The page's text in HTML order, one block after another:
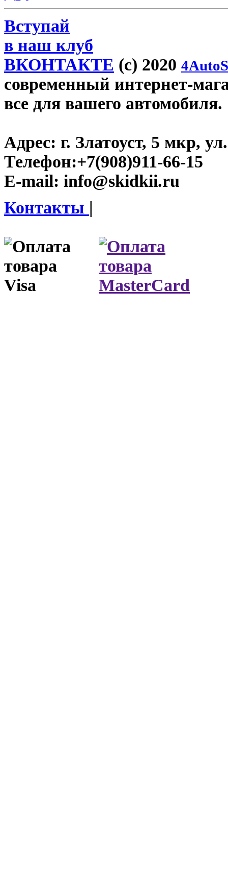
Вступай
в наш клуб
ВКОНТАКТЕ (c) 2020
современный интернет-
все для вашего автомобиля.
Адрес: г. Златоуст, 5 мкр,
Телефон:+7(908)911-66-15
E-mail: info@skidkii.ru
Контакты |